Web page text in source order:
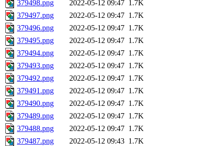
379498.png
2022-05-12 09:47 1.7K
379497.png
2022-05-12 09:47 1.7K
379496.png
2022-05-12 09:47 1.7K
379495.png
2022-05-12 09:47 1.7K
379494.png
2022-05-12 09:47 1.7K
379493.png
2022-05-12 09:47 1.7K
379492.png
2022-05-12 09:47 1.7K
379491.png
2022-05-12 09:47 1.7K
379490.png
2022-05-12 09:47 1.7K
379489.png
2022-05-12 09:47 1.7K
379488.png
2022-05-12 09:47 1.7K
379487.png
2022-05-12 09:43 1.7K